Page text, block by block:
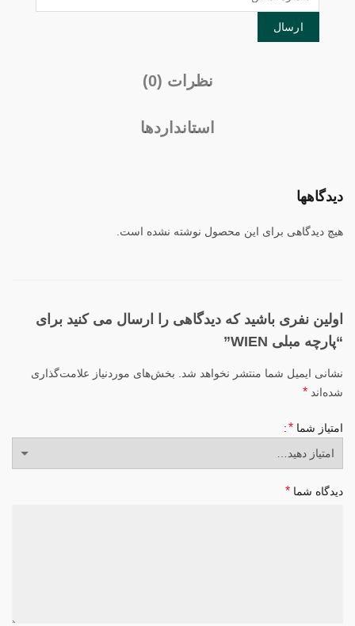
نظرات (0)
استانداردها
دیدگاهها
هیچ دیدگاهی برای این محصول نوشته نشده است.
اولین نفری باشید که دیدگاهی را ارسال می کنید برای
“پارچه مبلی WIEN”
نشانی ایمیل شما منتشر نخواهد شد.
بخش‌های موردنیاز علامت‌گذاری
شده‌اند *
امتیاز شما *
دیدگاه شما *